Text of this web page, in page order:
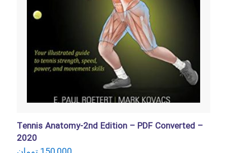
Tennis Anatomy-2nd Edition – PDF Converted –
2020